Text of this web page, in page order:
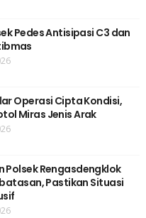
Pedes Antisipasi C3 dan
Operasi Cipta Kondisi,
Miras Jenis Arak
Polsek Rengasdengklok
Pastikan Situasi